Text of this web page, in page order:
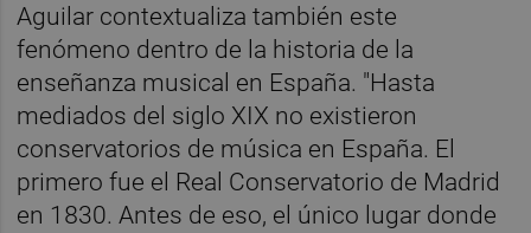
Aguilar contextualiza también este
fenómeno dentro de la historia de la
enseñanza musical en España. "Hasta
mediados del siglo XIX no existieron
conservatorios de música en España. El
primero fue el Real Conservatorio de Madrid
en 1830. Antes de eso, el único lugar donde